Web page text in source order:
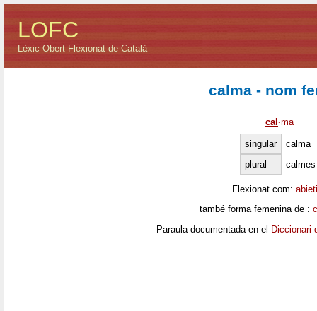
LOFC
Lèxic Obert Flexionat de Català
calma - nom
cal ·ma
singular
calma
plural
calmes
Flexionat com:
també forma femenina de :
Paraula documentada en el Diccionari